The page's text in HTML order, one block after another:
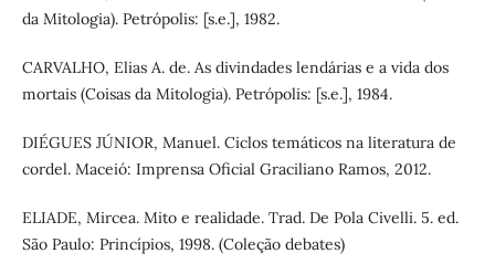
da Mitologia). Petrópolis: [s.e.], 1982.
CARVALHO, Elias A. de. As divindades lendárias e a vida dos
mortais (Coisas da Mitologia). Petrópolis: [s.e.], 1984.
DIÉGUES JÚNIOR, Manuel. Ciclos temáticos na literatura de
cordel. Maceió: Imprensa Oficial Graciliano Ramos, 2012.
ELIADE, Mircea. Mito e realidade. Trad. De Pola Civelli. 5. ed.
São Paulo: Princípios, 1998. (Coleção debates)